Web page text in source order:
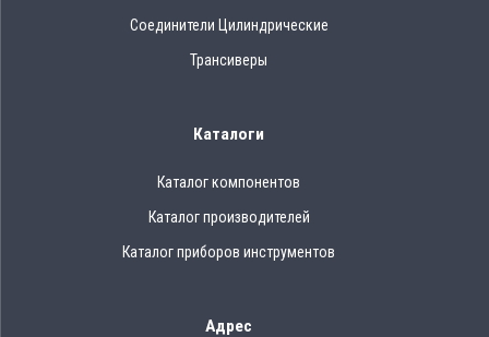
Соединители Цилиндрические
Трансиверы
Каталоги
Каталог компонентов
Каталог производителей
Каталог приборов инструментов
Адрес